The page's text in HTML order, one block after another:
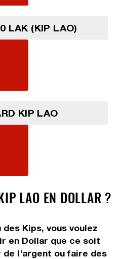
LAK (KIP LAO)
KIP LAO
LAO EN DOLLAR ?
des Kips, vous voulez
en Dollar que ce soit
de l'argent ou faire des